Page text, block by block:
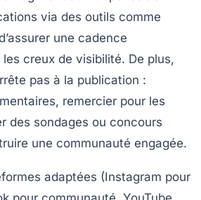
via des outils comme
une cadence
creux de visibilité. De plus,
pas à la publication :
remercier pour les
des sondages ou concours
une communauté engagée.
adaptées (Instagram pour